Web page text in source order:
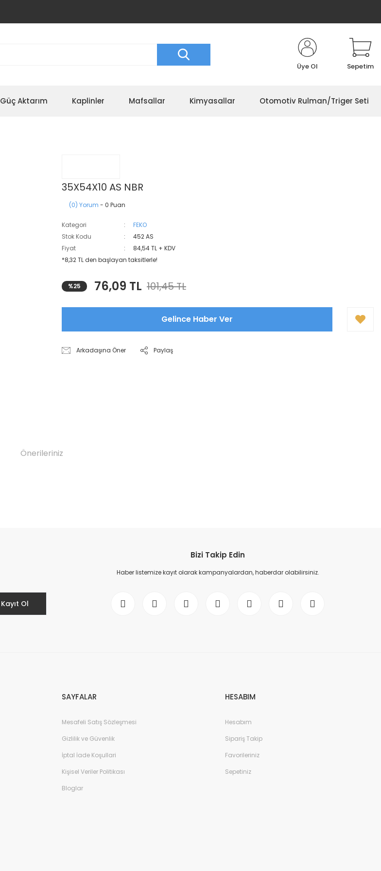
Üye Ol Sepetim
Güç Aktarım Kaplinler Mafsallar Kimyasallar Otomotiv Rulman/Triger Seti
35X54X10 AS NBR
(0) Yorum - 0 Puan
Kategori
FEKO
Stok Kodu
452 AS
Fiyat
84,54 TL + KDV
*8,32 TL den başlayan taksitlerle!
%25 76,09 TL 101,45 TL
Gelince Haber Ver
Arkadaşına Öner Paylaş
Önerileriniz
Kayıt Ol
Bizi Takip Edin
Haber listemize kayıt olarak kampanyalardan, haberdar olabilirsiniz.
SAYFALAR
Mesafeli Satış Sözleşmesi
Gizlilik ve Güvenlik
İptal İade Koşullari
Kişisel Veriler Politikası
Bloglar
HESABIM
Hesabım
Sipariş Takip
Favorileriniz
Sepetiniz